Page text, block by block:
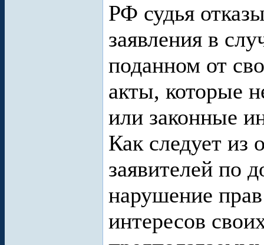
РФ судья
заявления в
поданном от
акты, которые
или законные
Как следует из
заявителей по
нарушение
интересов